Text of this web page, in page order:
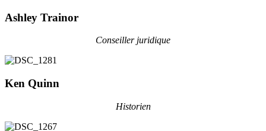
Ashley Trainor
Conseiller juridique
Ken Quinn
Historien